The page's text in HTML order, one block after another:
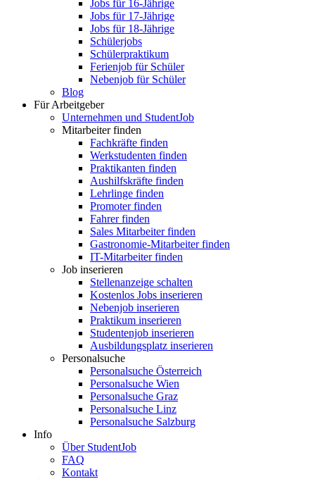
Jobs für 16-Jährige
Jobs für 17-Jährige
Jobs für 18-Jährige
Schülerjobs
Schülerpraktikum
Ferienjob für Schüler
Nebenjob für Schüler
Blog
Für Arbeitgeber
Unternehmen und StudentJob
Mitarbeiter finden
Fachkräfte finden
Werkstudenten finden
Praktikanten finden
Aushilfskräfte finden
Lehrlinge finden
Promoter finden
Fahrer finden
Sales Mitarbeiter finden
Gastronomie-Mitarbeiter finden
IT-Mitarbeiter finden
Job inserieren
Stellenanzeige schalten
Kostenlos Jobs inserieren
Nebenjob inserieren
Praktikum inserieren
Studentenjob inserieren
Ausbildungsplatz inserieren
Personalsuche
Personalsuche Österreich
Personalsuche Wien
Personalsuche Graz
Personalsuche Linz
Personalsuche Salzburg
Info
Über StudentJob
FAQ
Kontakt